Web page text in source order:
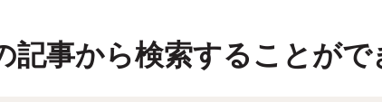
記事から検索することがで